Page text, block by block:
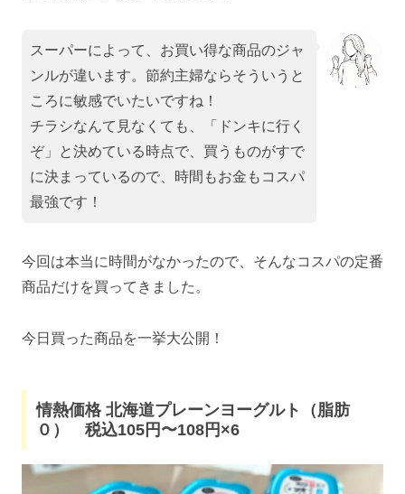
スーパーによって、お買い得な商品のジャ
ンルが違います。節約主婦ならそういうと
ころに敏感でいたいですね！
チラシなんて見なくても、「ドンキに行く
ぞ」と決めている時点で、買うものがすで
に決まっているので、時間もお金もコスパ
最強です！
今回は本当に時間がなかったので、そんなコスパの定番
商品だけを買ってきました。
今日買った商品を一挙大公開！
情熱価格 北海道プレーンヨーグルト（脂肪
０） 税込105円〜108円×6